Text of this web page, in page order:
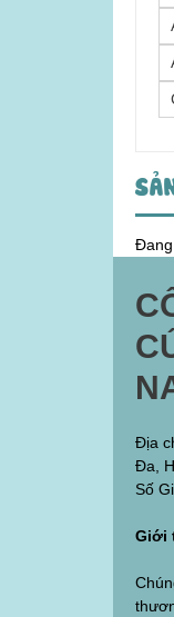
Địa
Đa,
Số
Giới